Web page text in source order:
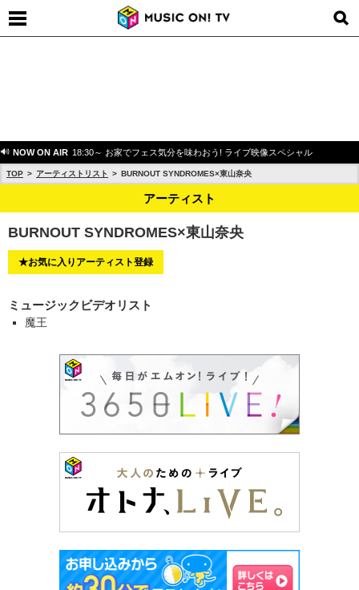
NOW ON AIR 18:30～ お家でフェス気分を味わおう! ライブ映像スペシャル
TOP アーティストリスト BURNOUT SYNDROMES×東山奈央
アーティスト
BURNOUT SYNDROMES×東山奈央
★お気に入りアーティスト登録
ミュージックビデオリスト
魔王